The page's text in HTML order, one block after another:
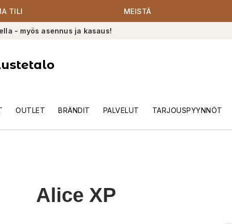
TILI MEISTÄ
- myös asennus ja kasaus!
OUTLET BRÄNDIT PALVELUT TARJOUSPYYNNÖT
Alice XP